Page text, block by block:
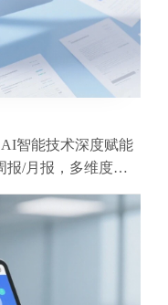
智能技术深度赋能
报/月报，多维度呈
效与趋势。AI精准推
转化广告语，一键启
。同时，系统实时
及时预警，保障广